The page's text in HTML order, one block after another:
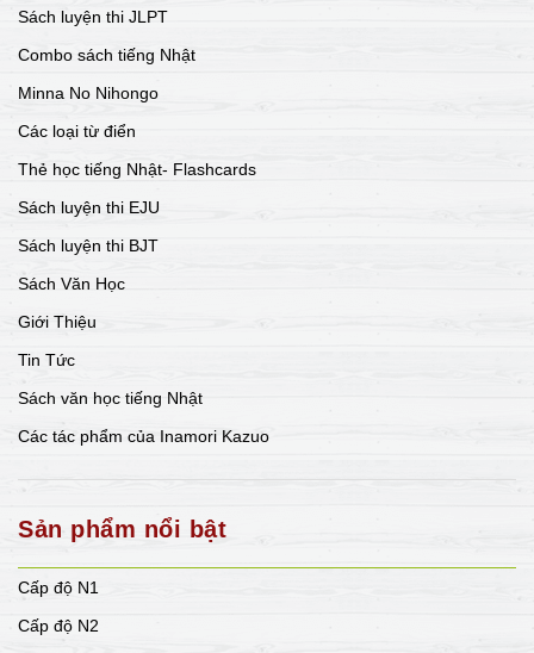
Sách luyện thi JLPT
Combo sách tiếng Nhật
Minna No Nihongo
Các loại từ điển
Thẻ học tiếng Nhật- Flashcards
Sách luyện thi EJU
Sách luyện thi BJT
Sách Văn Học
Giới Thiệu
Tin Tức
Sách văn học tiếng Nhật
Các tác phẩm của Inamori Kazuo
Sản phẩm nổi bật
Cấp độ N1
Cấp độ N2